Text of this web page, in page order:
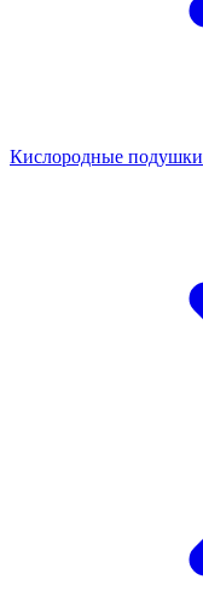
Кислородные подушки